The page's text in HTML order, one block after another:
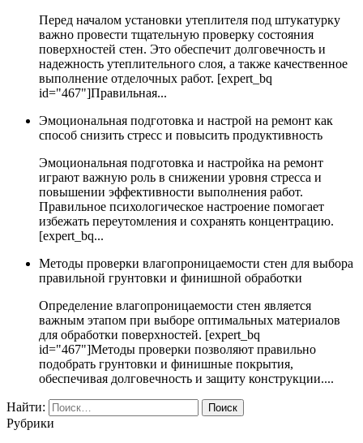
Перед началом установки утеплителя под штукатурку
важно провести тщательную проверку состояния
поверхностей стен. Это обеспечит долговечность и
надежность утеплительного слоя, а также качественное
выполнение отделочных работ. [expert_bq
id="467"]Правильная...
Эмоциональная подготовка и настрой на ремонт как
способ снизить стресс и повысить продуктивность
Эмоциональная подготовка и настройка на ремонт
играют важную роль в снижении уровня стресса и
повышении эффективности выполнения работ.
Правильное психологическое настроение помогает
избежать переутомления и сохранять концентрацию.
[expert_bq...
Методы проверки влагопроницаемости стен для выбора
правильной грунтовки и финишной обработки
Определение влагопроницаемости стен является
важным этапом при выборе оптимальных материалов
для обработки поверхностей. [expert_bq
id="467"]Методы проверки позволяют правильно
подобрать грунтовки и финишные покрытия,
обеспечивая долговечность и защиту конструкции....
Найти:
Рубрики